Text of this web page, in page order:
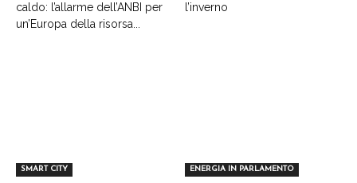
caldo: l’allarme dell’ANBI per
un’Europa della risorsa...
l’inverno
SMART CITY ENERGIA IN PARLAMENTO